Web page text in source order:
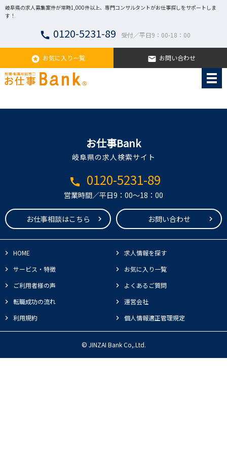
岐阜県の求人募集案件が常時1,000件以上、専門コンサルタントがお仕事探しをサポートしま
す！
call 0120-5231-89 受付／平日9：00-18：00
stars お気に入り一覧 email お問い合わせ
お仕事Bank
岐阜県の求人検索サイト
call 0120-5231-89
営業時間／平日9：00～18：00
お仕事相談はこちら お問い合わせ
HOME
求人情報を探す
サービス・特徴
お気に入り一覧
ご利用者様の声
よくあるご質問
転職成功の流れ
運営会社
利用規約
個人情報適正管理規定
© JINZAI Bank Co,.Ltd.